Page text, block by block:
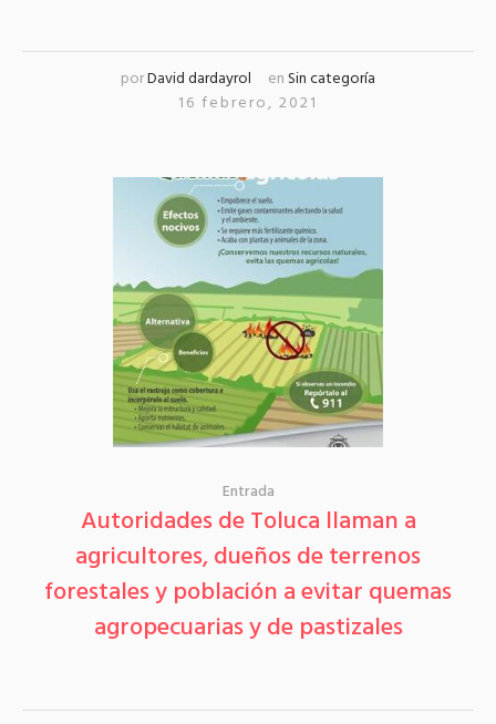
porDavid dardayrol en Sin categoría
16 febrero, 2021
Entrada
Autoridades de Toluca llaman a
agricultores, dueños de terrenos
forestales y población a evitar quemas
agropecuarias y de pastizales